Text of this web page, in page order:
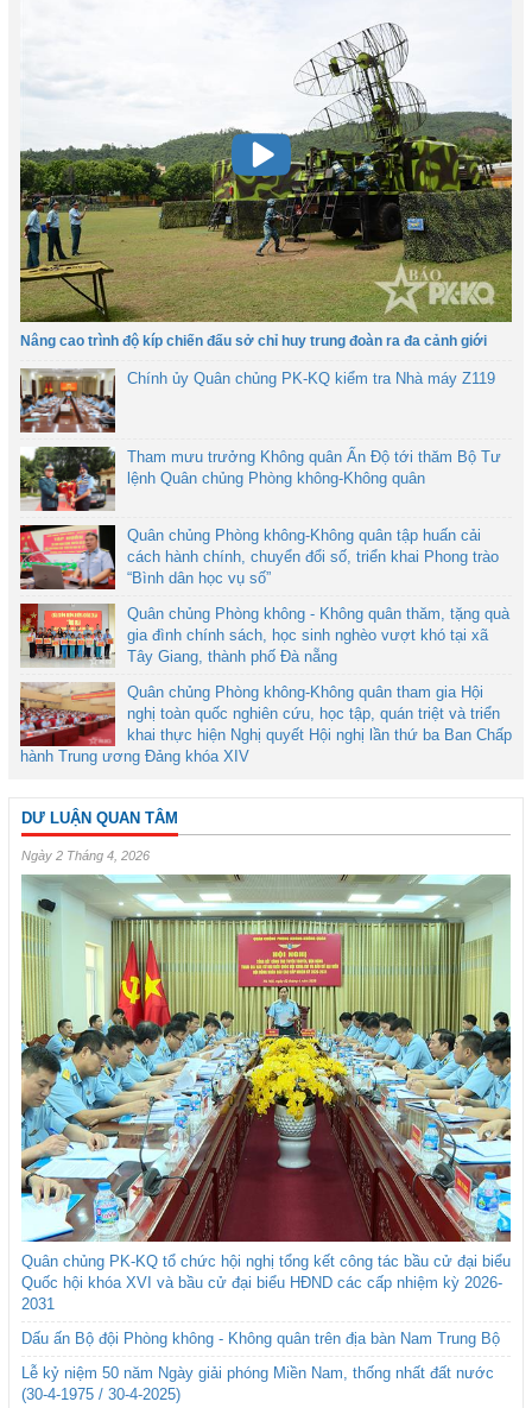
Nâng cao trình độ kíp chiến đấu sở chỉ huy trung đoàn ra đa cảnh giới
Chính ủy Quân chủng PK-KQ kiểm tra Nhà máy Z119
Tham mưu trưởng Không quân Ấn Độ tới thăm Bộ Tư
lệnh Quân chủng Phòng không-Không quân
Quân chủng Phòng không-Không quân tập huấn cải
cách hành chính, chuyển đổi số, triển khai Phong trào
“Bình dân học vụ số”
Quân chủng Phòng không - Không quân thăm, tặng quà
gia đình chính sách, học sinh nghèo vượt khó tại xã
Tây Giang, thành phố Đà nẵng
Quân chủng Phòng không-Không quân tham gia Hội
nghị toàn quốc nghiên cứu, học tập, quán triệt và triển
khai thực hiện Nghị quyết Hội nghị lần thứ ba Ban Chấp
hành Trung ương Đảng khóa XIV
DƯ LUẬN QUAN TÂM
Ngày 2 Tháng 4, 2026
Quân chủng PK-KQ tổ chức hội nghị tổng kết công tác bầu cử đại biểu
Quốc hội khóa XVI và bầu cử đại biểu HĐND các cấp nhiệm kỳ 2026-
2031
Dấu ấn Bộ đội Phòng không - Không quân trên địa bàn Nam Trung Bộ
Lễ kỷ niệm 50 năm Ngày giải phóng Miền Nam, thống nhất đất nước
(30-4-1975 / 30-4-2025)